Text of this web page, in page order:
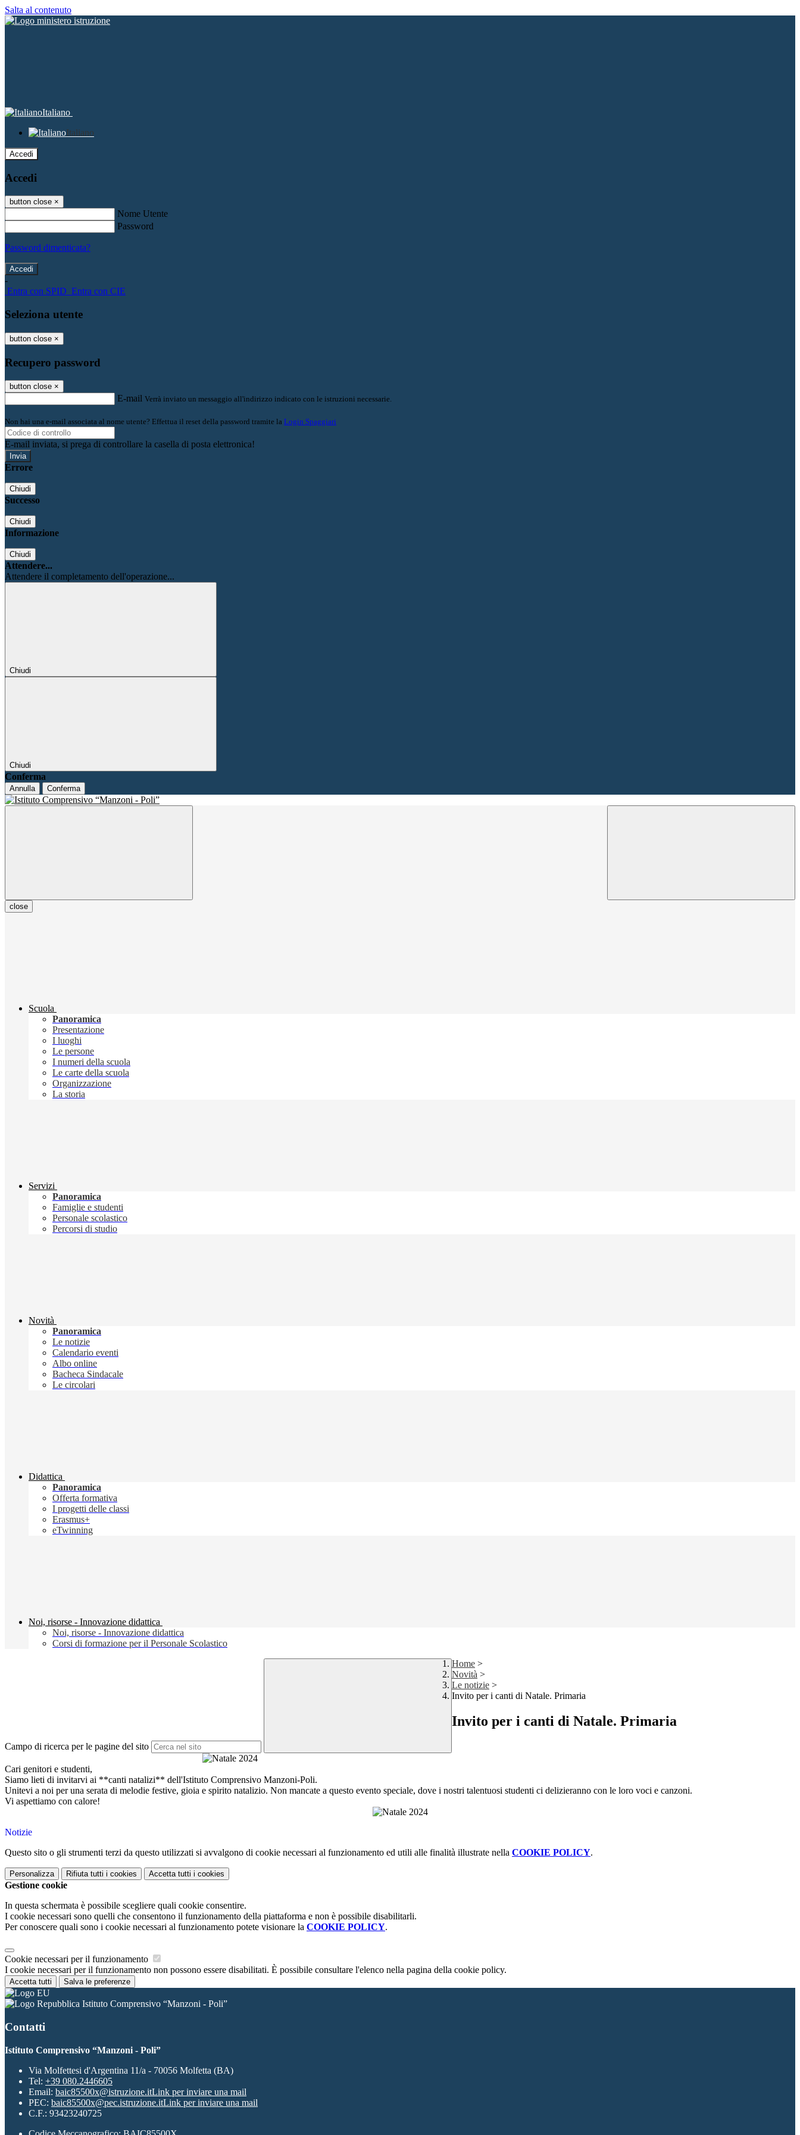
Salta al contenuto
Italiano
Italiano
Accedi
Accedi
button close ×
Nome Utente
Password
Password dimenticata?
-
Entra con SPID Entra con CIE
Seleziona utente
button close ×
Recupero password
button close ×
E-mail Verrà inviato un messaggio all'indirizzo indicato con le istruzioni necessarie.
Non hai una e-mail associata al nome utente? Effettua il reset della password tramite la Login Spaggiari
E-mail inviata, si prega di controllare la casella di posta elettronica!
Errore
Chiudi
Successo
Chiudi
Informazione
Chiudi
Attendere...
Attendere il completamento dell'operazione...
Chiudi
Chiudi
Conferma
Annulla Conferma
close
Scuola
Panoramica
Presentazione
I luoghi
Le persone
I numeri della scuola
Le carte della scuola
Organizzazione
La storia
Servizi
Panoramica
Famiglie e studenti
Personale scolastico
Percorsi di studio
Novità
Panoramica
Le notizie
Calendario eventi
Albo online
Bacheca Sindacale
Le circolari
Didattica
Panoramica
Offerta formativa
I progetti delle classi
Erasmus+
eTwinning
Noi, risorse - Innovazione didattica
Noi, risorse - Innovazione didattica
Corsi di formazione per il Personale Scolastico
Campo di ricerca per le pagine del sito
Home >
Novità >
Le notizie >
Invito per i canti di Natale. Primaria
Invito per i canti di Natale. Primaria
Cari genitori e studenti,
Siamo lieti di invitarvi ai **canti natalizi** dell'Istituto Comprensivo Manzoni-Poli.
Unitevi a noi per una serata di melodie festive, gioia e spirito natalizio. Non mancate a questo evento speciale, dove i nostri talentuosi studenti ci delizieranno con le loro voci e canzoni.
Vi aspettiamo con calore!
Notizie
Questo sito o gli strumenti terzi da questo utilizzati si avvalgono di cookie necessari al funzionamento ed utili alle finalità illustrate nella COOKIE POLICY.
Personalizza Rifiuta tutti i cookies Accetta tutti i cookies
Gestione cookie
In questa schermata è possibile scegliere quali cookie consentire.
I cookie necessari sono quelli che consentono il funzionamento della piattaforma e non è possibile disabilitarli.
Per conoscere quali sono i cookie necessari al funzionamento potete visionare la COOKIE POLICY.
Cookie necessari per il funzionamento
I cookie necessari per il funzionamento non possono essere disabilitati. È possibile consultare l'elenco nella pagina della cookie policy.
Accetta tutti Salva le preferenze
Istituto Comprensivo “Manzoni - Poli”
Contatti
Istituto Comprensivo “Manzoni - Poli”
Via Molfettesi d'Argentina 11/a - 70056 Molfetta (BA)
Tel: +39 080.2446605
Email: baic85500x@istruzione.itLink per inviare una mail
PEC: baic85500x@pec.istruzione.itLink per inviare una mail
C.F.: 93423240725